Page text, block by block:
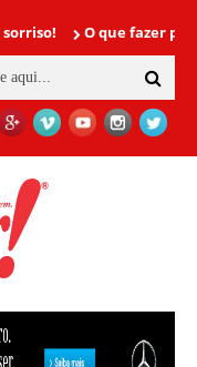
O que fazer para não